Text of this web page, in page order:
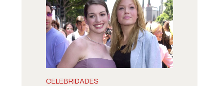
CELEBRIDADES